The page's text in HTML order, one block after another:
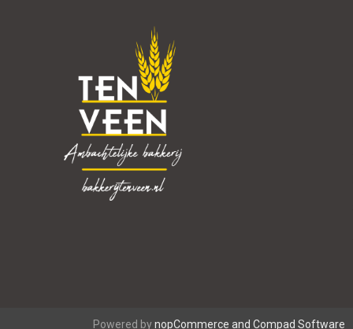
Powered bynopCommerce and Compad Software